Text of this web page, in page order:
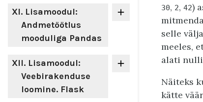
XI. Lisamoodul:
Andmetöötlus
mooduliga Pandas
XII. Lisamoodul:
Veebirakenduse
loomine. Flask
30, 2, 42)
selle
meeles,
alati
Näiteks
kätte